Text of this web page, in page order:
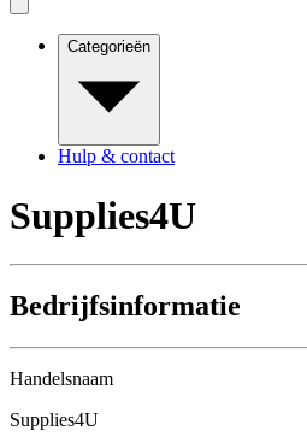
Categorieën
Hulp & contact
Supplies4U
Bedrijfsinformatie
Handelsnaam
Supplies4U